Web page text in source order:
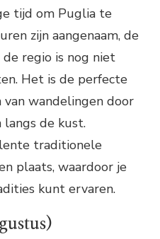
tijd om Puglia te
zijn aangenaam, de
regio is nog niet
Het is de perfecte
wandelingen door
de kust.
traditionele
plaats, waardoor je
kunt ervaren.